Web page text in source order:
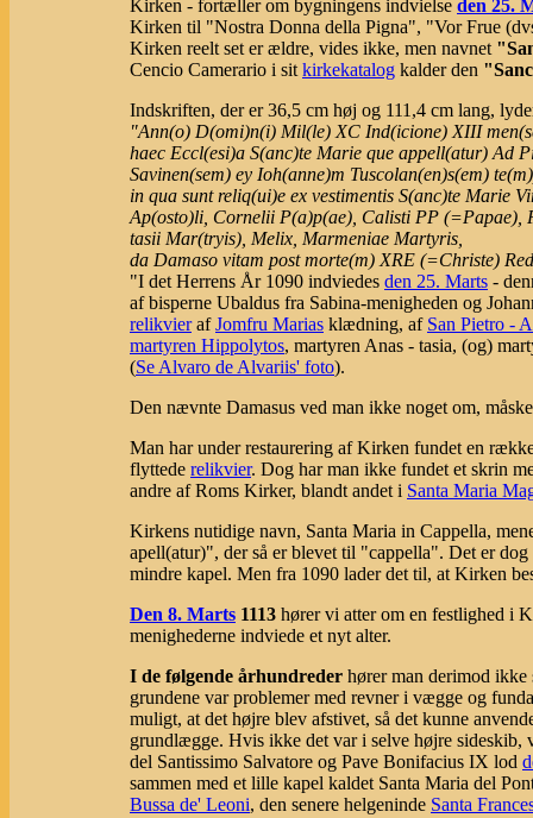
Kirken - fortæller om bygningens indvielse den 25.
Kirken til "Nostra Donna della Pigna", "Vor Frue
Kirken reelt set er ældre, vides ikke, men navnet
Cencio Camerario i sit kirkekatalog kalder den
Indskriften, der er 36,5 cm høj og 111,4 cm lang,
"Ann(o) D(omi)n(i) Mil(le) XC Ind(icione) XIII
haec Eccl(esi)a S(anc)te Marie que appell(atur) Ad
Savinen(sem) ey Ioh(anne)m Tuscolan(en)s(em)
in qua sunt reliq(ui)e ex vestimentis S(anc)te Marie
Ap(osto)li, Cornelii P(a)p(ae), Calisti PP (=Papae),
tasii Mar(tryis), Melix, Marmeniae Martyris,
da Damaso vitam post morte(m) XRE (=Christe)
"I det Herrens År 1090 indviedes den 25. Marts -
af bisperne Ubaldus fra Sabina-menigheden og
relikvierafJomfru Marias klædning, af San Pietro -
martyren Hippolytos, martyren Anas - tasia, (og)
(Se Alvaro de Alvariis' foto).
Den nævnte Damasus ved man ikke noget om,
Man har under restaurering af Kirken fundet en
flyttede relikvier. Dog har man ikke fundet et skrin
andre af Roms Kirker, blandt andet i Santa Maria
Kirkens nutidige navn, Santa Maria in Cappella,
apell(atur)", der så er blevet til "cappella". Det er
mindre kapel. Men fra 1090 lader det til, at Kirken
Den 8. Marts 1113 hører vi atter om en festlighed i
menighederne indviede et nyt alter.
I de følgende århundreder hører man derimod
grundene var problemer med revner i vægge og
muligt, at det højre blev afstivet, så det kunne
grundlægge. Hvis ikke det var i selve højre
del Santissimo Salvatore og Pave Bonifacius IX lod
sammen med et lille kapel kaldet Santa Maria del
Bussa de' Leoni, den senere helgeninde Santa